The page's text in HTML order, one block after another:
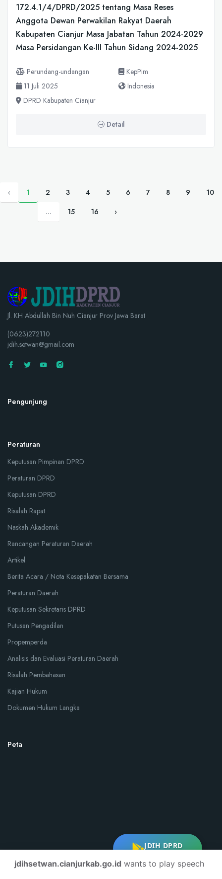
JDIH DPRD
172.4.1/4/DPRD/2025 tentang Masa Reses
Anggota Dewan Perwakilan Rakyat Daerah
Kabupaten Cianjur Masa Jabatan Tahun 2024-2029
Masa Persidangan Ke-III Tahun Sidang 2024-2025
Perundang-undangan
KepPim
11 Juli 2025
Indonesia
DPRD Kabupaten Cianjur
Detail
‹ 1 2 3 4 5 6 7 8 9
10
...
15 16 ›
Jl. KH Abdullah Bin Nuh Cianjur Prov Jawa Barat
(0623)272110
jdih.setwan@gmail.com
Pengunjung
Peraturan
Keputusan Pimpinan DPRD
Peraturan DPRD
Keputusan DPRD
Risalah Rapat
Naskah Akademik
Rancangan Peraturan Daerah
Artikel
Berita Acara / Nota Kesepakatan Bersama
Peraturan Daerah
Keputusan Sekretaris DPRD
Putusan Pengadilan
Propemperda
Analisis dan Evaluasi Peraturan Daerah
Risalah Pembahasan
Kajian Hukum
Dokumen Hukum Langka
Peta
jdihsetwan.cianjurkab.go.id wants to play speech